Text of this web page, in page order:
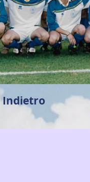
Indietro